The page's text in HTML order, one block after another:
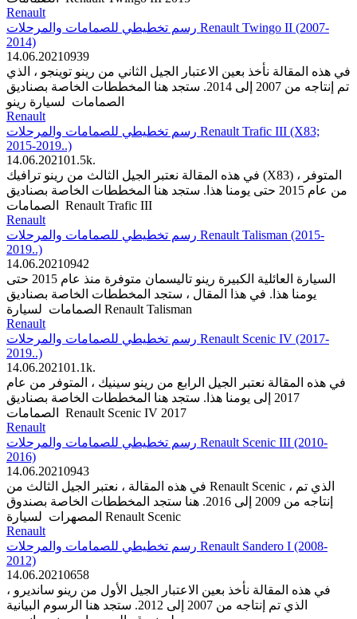
Renault
رسم تخطيطي للصمامات والمرحلات Renault Twingo II (2007-
2014)
14.06.20210939
في هذه المقالة نأخذ بعين الاعتبار الجيل الثاني من رينو توينجو ، الذي
تم إنتاجه من 2007 إلى 2014. ستجد هنا المخططات الخاصة بصناديق
الصمامات لسيارة رينو
Renault
رسم تخطيطي للصمامات والمرحلات Renault Trafic III (X83;
2015-2019..)
14.06.202101.5k.
في هذه المقالة نعتبر الجيل الثالث من رينو ترافيك (X83) ، المتوفر
من عام 2015 حتى يومنا هذا. ستجد هنا المخططات الخاصة بصناديق
الصمامات Renault Trafic III
Renault
رسم تخطيطي للصمامات والمرحلات Renault Talisman (2015-
2019..)
14.06.20210942
السيارة العائلية الكبيرة رينو تاليسمان متوفرة منذ عام 2015 حتى
يومنا هذا. في هذا المقال ، ستجد المخططات الخاصة بصناديق
الصمامات لسيارة Renault Talisman
Renault
رسم تخطيطي للصمامات والمرحلات Renault Scenic IV (2017-
2019..)
14.06.202101.1k.
في هذه المقالة نعتبر الجيل الرابع من رينو سينيك ، المتوفر من عام
2017 إلى يومنا هذا. ستجد هنا المخططات الخاصة بصناديق
الصمامات Renault Scenic IV 2017
Renault
رسم تخطيطي للصمامات والمرحلات Renault Scenic III (2010-
2016)
14.06.20210943
في هذه المقالة ، نعتبر الجيل الثالث من Renault Scenic ، الذي تم
إنتاجه من 2009 إلى 2016. هنا ستجد المخططات الخاصة بصندوق
المصهرات لسيارة Renault Scenic
Renault
رسم تخطيطي للصمامات والمرحلات Renault Sandero I (2008-
2012)
14.06.20210658
في هذه المقالة نأخذ بعين الاعتبار الجيل الأول من رينو سانديرو ،
الذي تم إنتاجه من 2007 إلى 2012. ستجد هنا الرسوم البيانية